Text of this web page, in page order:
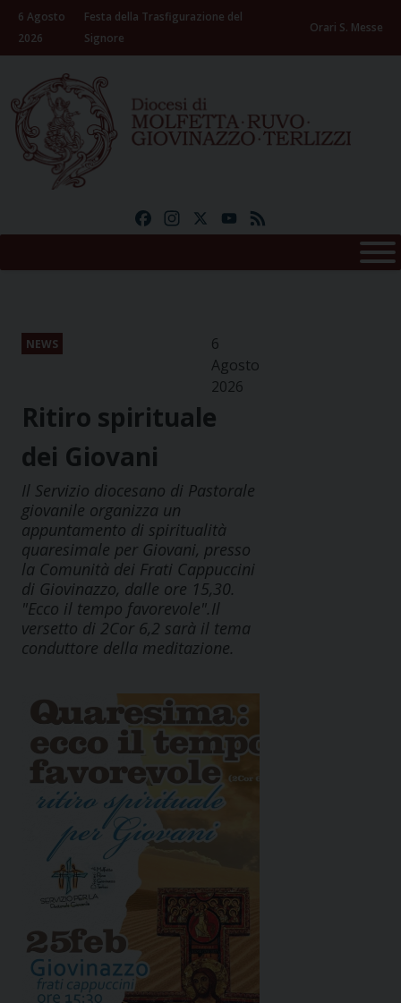
Skip
content
6 Agosto
2026
Festa della Trasfigurazione del
Signore
Orari S. Messe
FacebookInstagramYouTube
NEWS
6
Agosto
2026
Ritiro spirituale
dei Giovani
Il Servizio diocesano di Pastorale
giovanile organizza un
appuntamento di spiritualità
quaresimale per Giovani, presso
la Comunità dei Frati Cappuccini
di Giovinazzo, dalle ore 15,30.
"Ecco il tempo favorevole".Il
versetto di 2Cor 6,2 sarà il tema
conduttore della meditazione.